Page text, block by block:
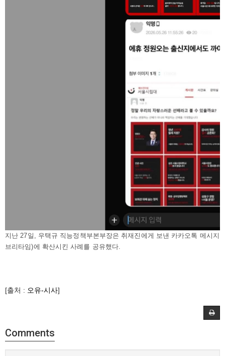
지난 27일, 우택규 직능정책부본부장은 취재진에게 보낸 카카오톡 메시지
브리타임)에 확산시킨 사례를 공유했다.
[출처 : 오유-시사]
Comments